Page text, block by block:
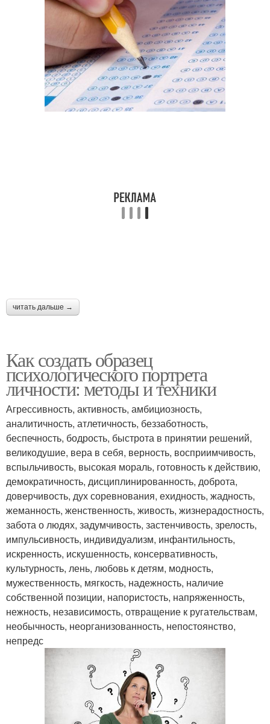
читать дальше →
Как создать образец
психологического портрета
личности: методы и техники
Агрессивность, активность, амбициозность,
аналитичность, атлетичность, беззаботность,
беспечность, бодрость, быстрота в принятии решений,
великодушие, вера в себя, верность, восприимчивость,
вспыльчивость, высокая мораль, готовность к действию,
демократичность, дисциплинированность, доброта,
доверчивость, дух соревнования, ехидность, жадность,
жеманность, женственность, живость, жизнерадостность,
забота о людях, задумчивость, застенчивость, зрелость,
импульсивность, индивидуализм, инфантильность,
искренность, искушенность, консервативность,
культурность, лень, любовь к детям, модность,
мужественность, мягкость, надежность, наличие
собственной позиции, напористость, напряженность,
нежность, независимость, отвращение к ругательствам,
необычность, неорганизованность, непостоянство,
непредс